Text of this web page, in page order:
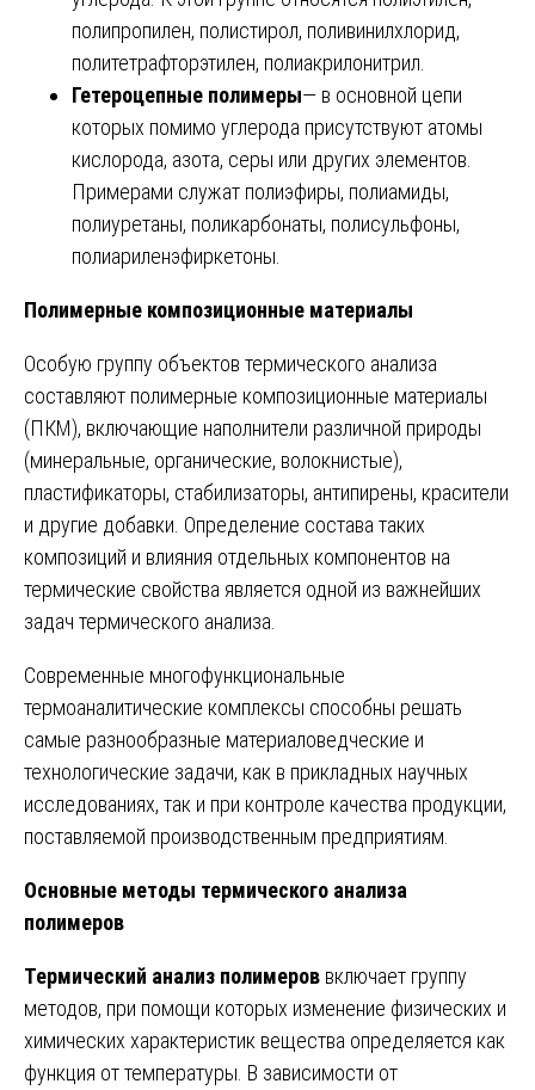
полипропилен, полистирол, поливинилхлорид,
политетрафторэтилен, полиакрилонитрил.
Гетероцепные полимеры— в основной цепи
которых помимо углерода присутствуют атомы
кислорода, азота, серы или других элементов.
Примерами служат полиэфиры, полиамиды,
полиуретаны, поликарбонаты, полисульфоны,
полиариленэфиркетоны.
Полимерные композиционные материалы
Особую группу объектов термического анализа
составляют полимерные композиционные материалы
(ПКМ), включающие наполнители различной природы
(минеральные, органические, волокнистые),
пластификаторы, стабилизаторы, антипирены, красители
и другие добавки. Определение состава таких
композиций и влияния отдельных компонентов на
термические свойства является одной из важнейших
задач термического анализа.
Современные многофункциональные
термоаналитические комплексы способны решать
самые разнообразные материаловедческие и
технологические задачи, как в прикладных научных
исследованиях, так и при контроле качества продукции,
поставляемой производственным предприятиям.
Основные методы термического анализа
полимеров
Термический анализ полимеров включает группу
методов, при помощи которых изменение физических и
химических характеристик вещества определяется как
функция от температуры. В зависимости от